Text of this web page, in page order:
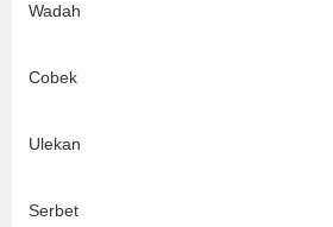
Wadah
Cobek
Ulekan
Serbet